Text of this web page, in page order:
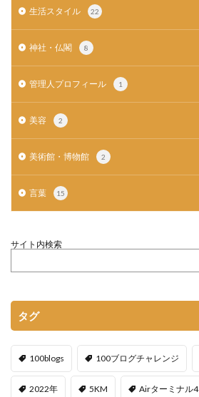
生活スタイル 22
神社・仏閣 8
管理人プロフィール 1
美容 2
美術館・博物館 2
言葉 15
サイト内検索
タグ
100blogs 100ブログチャレンジ
2022年 5KM Airターミナル4